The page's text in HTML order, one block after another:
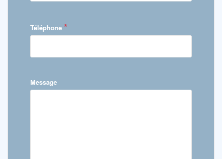
Téléphone *
Message